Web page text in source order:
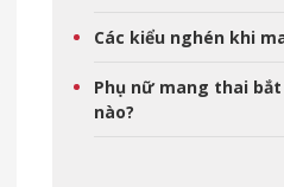
Các kiểu nghén khi
Phụ nữ mang thai
nào?